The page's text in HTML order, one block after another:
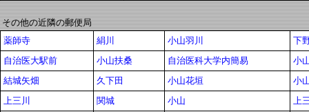
その他の近隣の郵便局
薬師寺
絹川 小山羽川
下
自治医大駅前
小山扶桑 自治医科大学内簡易
小
結城矢畑
久下田 小山花垣
小
上三川
関城 小山
上